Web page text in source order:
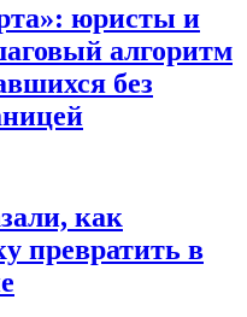
юристы и
алгоритм
без
как
превратить в